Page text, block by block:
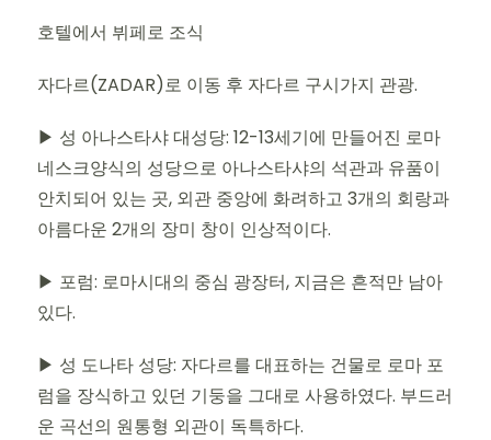
호텔에서 뷔페로 조식
자다르(ZADAR)로 이동 후 자다르 구시가지 관광.
▶ 성 아나스타샤 대성당: 12-13세기에 만들어진 로마
네스크양식의 성당으로 아나스타샤의 석관과 유품이
안치되어 있는 곳, 외관 중앙에 화려하고 3개의 회랑과
아름다운 2개의 장미 창이 인상적이다.
▶ 포럼: 로마시대의 중심 광장터, 지금은 흔적만 남아
있다.
▶ 성 도나타 성당: 자다르를 대표하는 건물로 로마 포
럼을 장식하고 있던 기둥을 그대로 사용하였다. 부드러
운 곡선의 원통형 외관이 독특하다.